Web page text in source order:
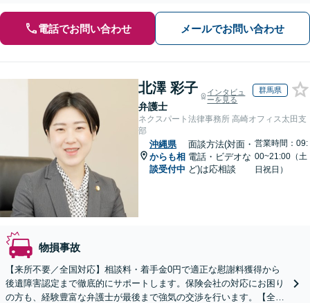
電話でお問い合わせ メールでお問い合わせ
北澤 彩子
弁護士
インタビュ
ーを見る
群馬県
ネクスパート法律事務所 高崎オフィス太田支
部
沖縄県
からも相
談受付中
面談方法(対面・
電話・ビデオな
ど)は応相談
営業時間：09:
00~21:00（土
日祝日）
物損事故
【来所不要／全国対応】相談料・着手金0円で適正な慰謝料獲得から
後遺障害認定まで徹底的にサポートします。保険会社の対応にお困り
の方も、経験豊富な弁護士が最後まで強気の交渉を行います。【全国